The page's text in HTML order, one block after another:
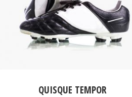
QUISQUE TEMPOR